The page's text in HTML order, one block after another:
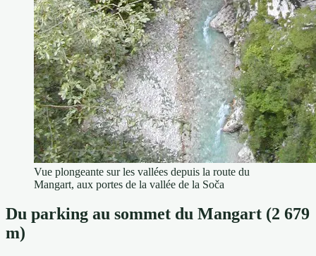
Vue plongeante sur les vallées depuis la route du
Mangart, aux portes de la vallée de la Soča
Du parking au sommet du Mangart (2 679
m)